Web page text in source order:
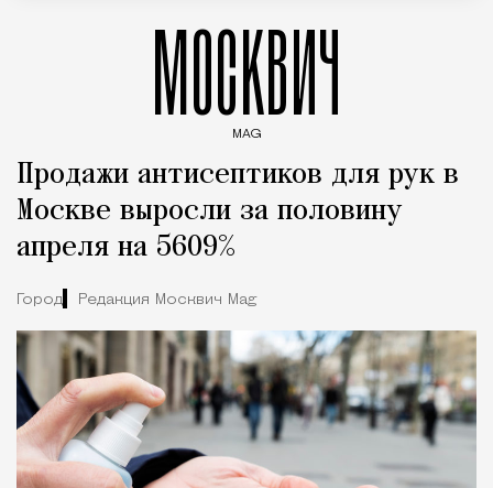
МОСКВИЧ
MAG
Продажи антисептиков для рук в
Москве выросли за половину
апреля на 5609%
Город Редакция Москвич Mag